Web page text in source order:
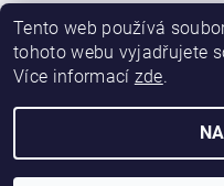
2026 © VÝHODNÝ
Tento web používá
tohoto webu vyjadřujete
Více informací zde.